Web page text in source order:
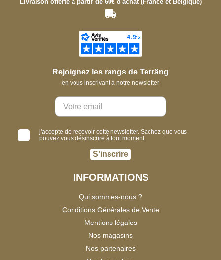
Livraison offerte à partir de 60€ d'achat (France et Belgique)
Rejoignez les rangs de Terräng
en vous inscrivant à notre newsletter
j'accepte de recevoir cette newsletter. Sachez que vous
pouvez vous désinscrire à tout moment.
S'inscrire
INFORMATIONS
Qui sommes-nous ?
Conditions Générales de Vente
Mentions légales
Nos magasins
Nos partenaires